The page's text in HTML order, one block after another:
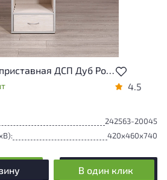
незначительные
не влияющие на
износа
Тумба приставная ДСП Дуб Россия
4.5
242563-20045
420x460x740
В один клик